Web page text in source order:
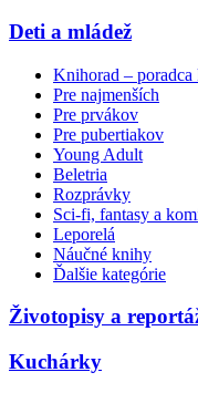
Deti a mládež
Knihorad – poradca
Pre najmenších
Pre prvákov
Pre pubertiakov
Young Adult
Beletria
Rozprávky
Sci-fi, fantasy a
Leporelá
Náučné knihy
Ďalšie kategórie
Životopisy a
Kuchárky